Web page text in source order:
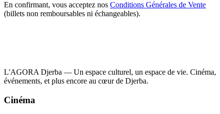
En confirmant, vous acceptez nos Conditions Générales de Vente
(billets non remboursables ni échangeables).
L'AGORA Djerba — Un espace culturel, un espace de vie. Cinéma,
événements, et plus encore au cœur de Djerba.
Cinéma